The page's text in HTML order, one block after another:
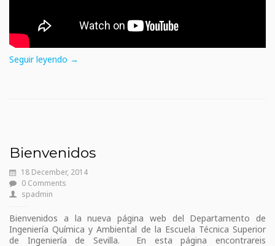
Seguir leyendo →
Bienvenidos
18 December, 2014
0 Comments
spadmin
Bienvenidos a la nueva página web del Departamento de
Ingeniería Química y Ambiental de la Escuela Técnica Superior
de Ingeniería de Sevilla. En esta página encontrareis